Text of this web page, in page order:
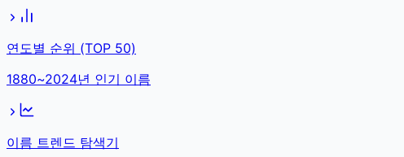
연도별 순위 (TOP 50)
1880~2024년 인기 이름
이름 트렌드 탐색기